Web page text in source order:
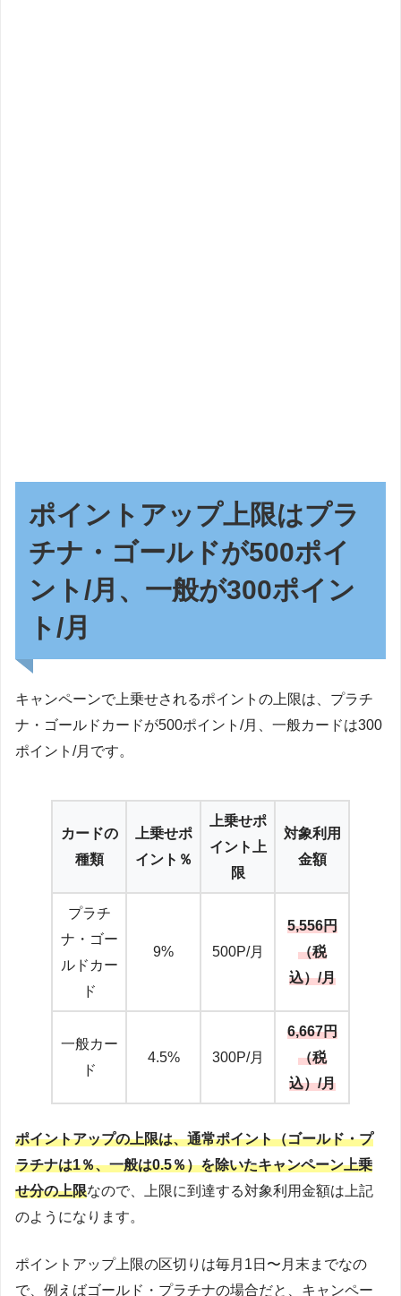
ポイントアップ上限はプラ
チナ・ゴールドが500ポイ
ント/月、一般が300ポイン
ト/月
キャンペーンで上乗せされるポイントの上限は、プラチ
ナ・ゴールドカードが500ポイント/月、一般カードは300
ポイント/月です。
カードの
種類
上乗せポ
イント％
上乗せポ
イント上
限
対象利用
金額
プラチ
ナ・ゴー
ルドカー
ド
9% 500P/月
5,556円
（税
込）/月
一般カー
ド
4.5% 300P/月
6,667円
（税
込）/月
ポイントアップの上限は、通常ポイント（ゴールド・プ
ラチナは1％、一般は0.5％）を除いたキャンペーン上乗
せ分の上限なので、上限に到達する対象利用金額は上記
のようになります。
ポイントアップ上限の区切りは毎月1日〜月末までなの
で、例えばゴールド・プラチナの場合だと、キャンペー